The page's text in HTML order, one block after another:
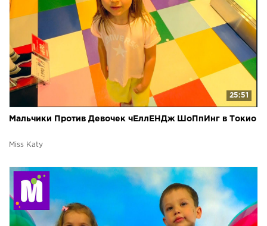
25:51
Мальчики Против Девочек чЕллЕНДж ШоПпИнг в Токио
Miss Katy